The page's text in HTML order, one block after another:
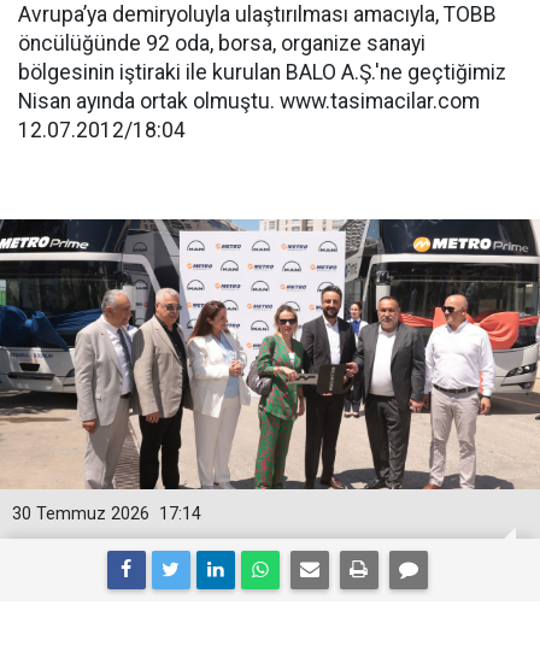
Avrupa’ya demiryoluyla ulaştırılması amacıyla, TOBB
öncülüğünde 92 oda, borsa, organize sanayi
bölgesinin iştiraki ile kurulan BALO A.Ş.'ne geçtiğimiz
Nisan ayında ortak olmuştu. www.tasimacilar.com
12.07.2012/18:04
17:14
30 Temmuz 2026